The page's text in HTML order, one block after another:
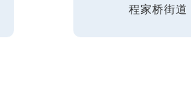
程家桥街道